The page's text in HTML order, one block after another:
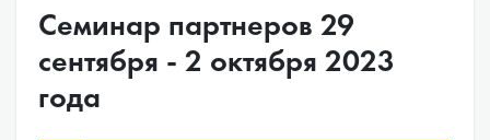
Семинар партнеров 29
сентября - 2 октября 2023
года